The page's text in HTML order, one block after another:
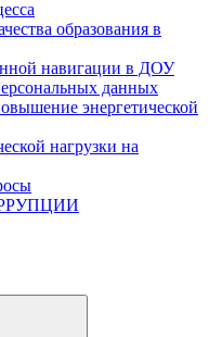
образования в
навигации в ДОУ
данных
энергетической
нагрузки на